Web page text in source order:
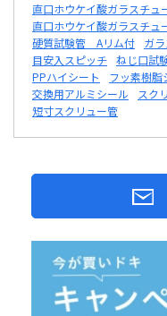
直口ホウケイ酸ガラスチ
直口ホウケイ酸ガラスチュ
硬質試験管 Aリム付
ガ
目安入スピッチ ねじ口試
PPハイシート
フッ素樹脂
交換用アルミシール
スク
短寸スクリュー管